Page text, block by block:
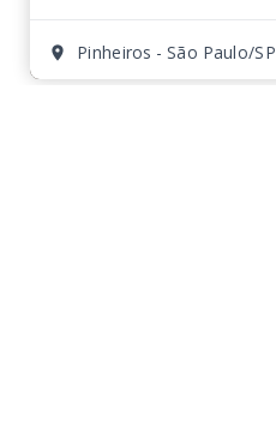
Pinheiros - São Paulo/SP